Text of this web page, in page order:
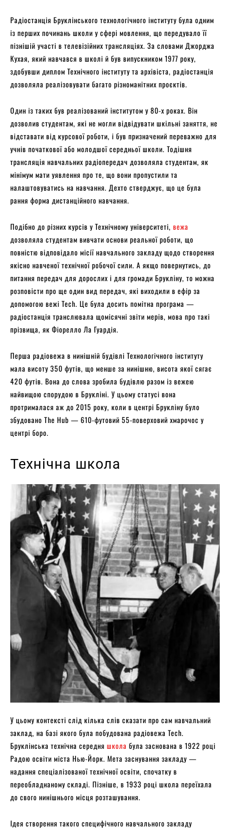
Радіостанція Бруклінського технологічного інституту була одним
із перших починань школи у сфері мовлення, що передувало її
пізнішій участі в телевізійних трансляціях. За словами Джорджа
Кухая, який навчався в школі й був випускником 1977 року,
здобувши диплом Технічного інституту та архівіста, радіостанція
дозволяла реалізовувати багато різноманітних проєктів.
Один із таких був реалізований інститутом у 80-х роках. Він
дозволив студентам, які не могли відвідувати шкільні заняття, не
відставати від курсової роботи, і був призначений переважно для
учнів початкової або молодшої середньої школи. Тодішня
трансляція навчальних радіопередач дозволяла студентам, як
мінімум мати уявлення про те, що вони пропустили та
налаштовуватись на навчання. Дехто стверджує, що це була
рання форма дистанційного навчання.
Подібно до різних курсів у Технічному університеті, вежа
дозволяла студентам вивчати основи реальної роботи, що
повністю відповідало місії навчального закладу щодо створення
якісно навченої технічної робочої сили. А якщо повернутись, до
питання передач для дорослих і для громади Брукліну, то можна
розповісти про ще один вид передач, які виходили в ефір за
допомогою вежі Tech. Це була досить помітна програма —
радіостанція транслювала щомісячні звіти мерів, мова про такі
прізвища, як Фіорелло Ла Гуардія.
Перша радіовежа в нинішній будівлі Технологічного інституту
мала висоту 350 футів, що менше за нинішню, висота якої сягає
420 футів. Вона до слова зробила будівлю разом із вежею
найвищою спорудою в Брукліні. У цьому статусі вона
протрималася аж до 2015 року, коли в центрі Брукліну було
збудовано The Hub — 610-футовий 55-поверховий хмарочос у
центрі боро.
Технічна школа
У цьому контексті слід кілька слів сказати про сам навчальний
заклад, на базі якого була побудована радіовежа Tech.
Бруклінська технічна середня школа була заснована в 1922 році
Радою освіти міста Нью-Йорк. Мета заснування закладу —
надання спеціалізованої технічної освіти, спочатку в
переобладнаному складі. Пізніше, в 1933 році школа переїхала
до свого нинішнього місця розташування.
Ідея створення такого специфічного навчального закладу